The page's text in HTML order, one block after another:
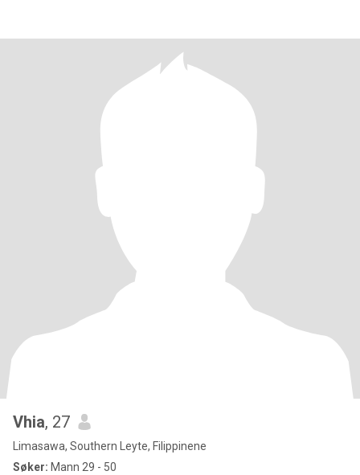
Vhia, 27
Limasawa, Southern Leyte, Filippinene
Søker: Mann 29 - 50